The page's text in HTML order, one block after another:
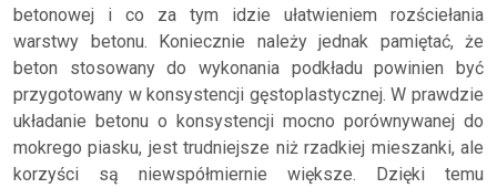
betonowej i co za tym idzie ułatwieniem rozściełania
warstwy betonu. Koniecznie należy jednak pamiętać, że
beton stosowany do wykonania podkładu powinien być
przygotowany w konsystencji gęstoplastycznej. W prawdzie
układanie betonu o konsystencji mocno porównywanej do
mokrego piasku, jest trudniejsze niż rzadkiej mieszanki, ale
korzyści są niewspółmiernie większe. Dzięki temu